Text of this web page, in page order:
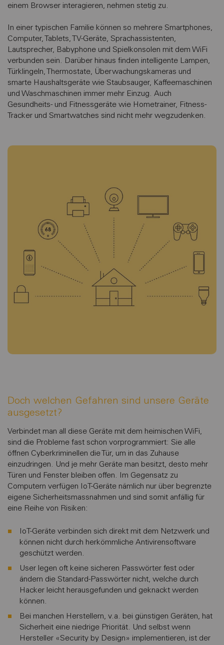
einem Browser interagieren, nehmen stetig zu.
In einer typischen Familie können so mehrere Smartphones,
Computer, Tablets, TV-Geräte, Sprachassistenten,
Lautsprecher, Babyphone und Spielkonsolen mit dem WiFi
verbunden sein. Darüber hinaus finden intelligente Lampen,
Türklingeln, Thermostate, Überwachungskameras und
smarte Haushaltsgeräte wie Staubsauger, Kaffeemaschinen
und Waschmaschinen immer mehr Einzug. Auch
Gesundheits- und Fitnessgeräte wie Hometrainer, Fitness-
Tracker und Smartwatches sind nicht mehr wegzudenken.
Doch welchen Gefahren sind unsere Geräte
ausgesetzt?
Verbindet man all diese Geräte mit dem heimischen WiFi,
sind die Probleme fast schon vorprogrammiert: Sie alle
öffnen Cyberkriminellen die Tür, um in das Zuhause
einzudringen. Und je mehr Geräte man besitzt, desto mehr
Türen und Fenster bleiben offen. Im Gegensatz zu
Computern verfügen IoT-Geräte nämlich nur über begrenzte
eigene Sicherheitsmassnahmen und sind somit anfällig für
eine Reihe von Risiken:
IoT-Geräte verbinden sich direkt mit dem Netzwerk und
können nicht durch herkömmliche Antivirensoftware
geschützt werden.
User legen oft keine sicheren Passwörter fest oder
ändern die Standard-Passwörter nicht, welche durch
Hacker leicht herausgefunden und geknackt werden
können.
Bei manchen Herstellern, v.a. bei günstigen Geräten, hat
Sicherheit eine niedrige Priorität. Und selbst wenn
Hersteller «Security by Design» implementieren, ist der